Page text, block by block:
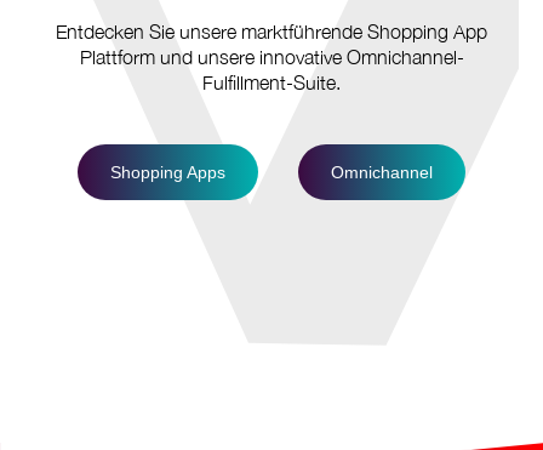
Entdecken Sie unsere marktführende Shopping App
Plattform und unsere innovative Omnichannel-
Fulfillment-Suite.
Shopping Apps Omnichannel